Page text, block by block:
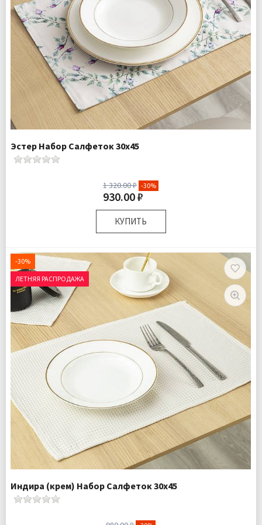
Эстер Набор Салфеток 30х45
1 320.00 ₽ -30%
930.00 ₽
КУПИТЬ
Комплектация:
Салфетки 2 шт
Доставка:
Подробнее
-30%
ЛЕТНЯЯ РАСПРОДАЖА
Индира (крем) Набор Салфеток 30х45